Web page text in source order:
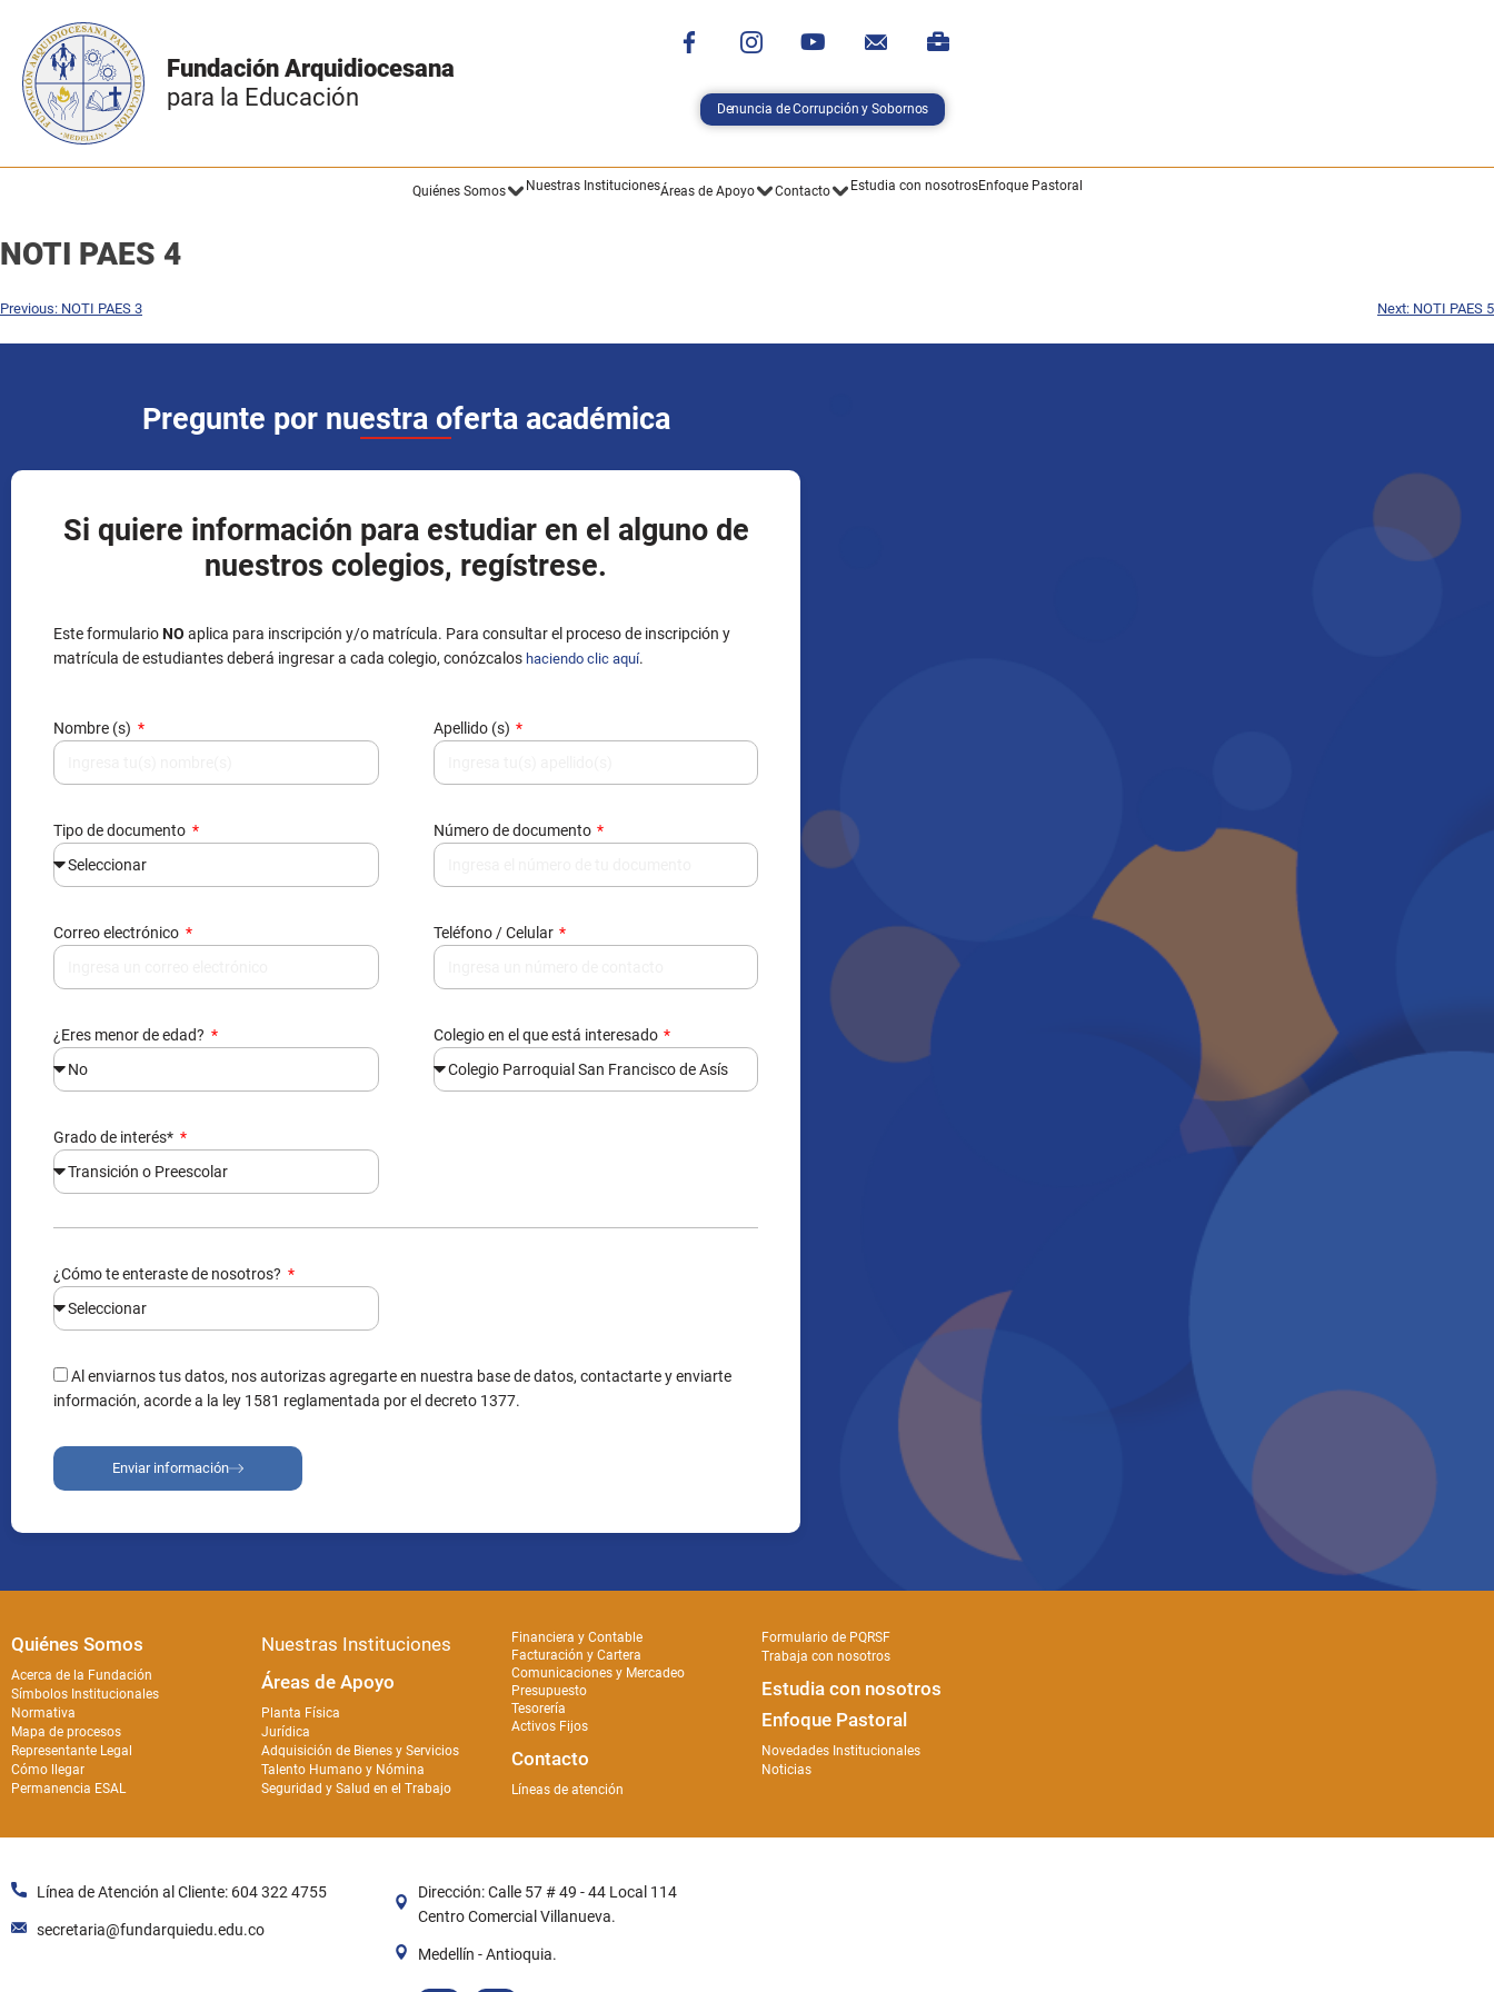
Fundación Arquidiocesana
para la Educación
Denuncia de Corrupción y Sobornos
Quiénes Somos Nuestras InstitucionesÁreas de Apoyo Contacto Estudia con nosotrosEnfoque Pastoral
NOTI PAES 4
Previous: NOTI PAES 3 Next: NOTI PAES 5
Pregunte por nuestra oferta académica
Si quiere información para estudiar en el alguno de
nuestros colegios, regístrese.
Este formularioNO aplica para inscripción y/o matrícula. Para consultar el proceso de inscripción y
matrícula de estudiantes deberá ingresar a cada colegio, conózcalos haciendo clic aquí.
Nombre (s) Apellido (s)
Tipo de documento Número de documento
Correo electrónico Teléfono / Celular
¿Eres menor de edad? Colegio en el que está interesado
Grado de interés*
¿Cómo te enteraste de nosotros?
Al enviarnos tus datos, nos autorizas agregarte en nuestra base de datos, contactarte y enviarte
información, acorde a la ley 1581 reglamentada por el decreto 1377.
Enviar información
Quiénes Somos
Acerca de la Fundación
Símbolos Institucionales
Normativa
Mapa de procesos
Representante Legal
Cómo llegar
Permanencia ESAL
Nuestras Instituciones
Áreas de Apoyo
Planta Física
Jurídica
Adquisición de Bienes y Servicios
Talento Humano y Nómina
Seguridad y Salud en el Trabajo
Financiera y Contable
Facturación y Cartera
Comunicaciones y Mercadeo
Presupuesto
Tesorería
Activos Fijos
Contacto
Líneas de atención
Formulario de PQRSF
Trabaja con nosotros
Estudia con nosotros
Enfoque Pastoral
Novedades Institucionales
Noticias
Línea de Atención al Cliente: 604 322 4755
secretaria@fundarquiedu.edu.co
Dirección: Calle 57 # 49 - 44 Local 114
Centro Comercial Villanueva.
Medellín - Antioquia.